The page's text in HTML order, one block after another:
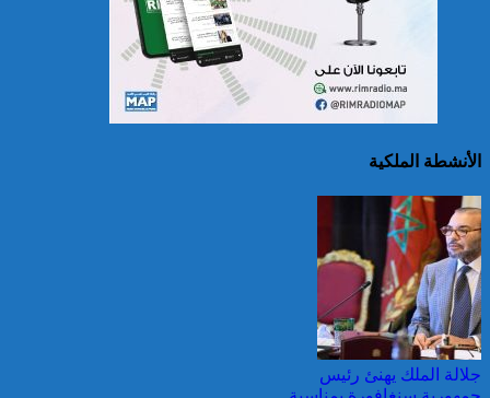
ألف هكتار منذ بداية 2026
سريلانكا: إغلاق بعض
المدارس في مناطق جبلية
أشخاص
الأنشطة الملكية
جلالة الملك يهنئ رئيس